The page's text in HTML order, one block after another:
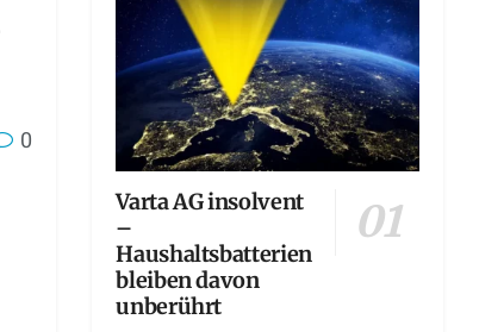
0
Varta AG insolvent
–
Haushaltsbatterien
bleiben davon
unberührt